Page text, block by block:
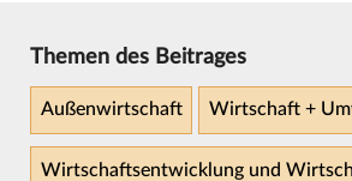
Themen des Beitrages
Außenwirtschaft Wirtschaft +
Wirtschaftsentwicklung und